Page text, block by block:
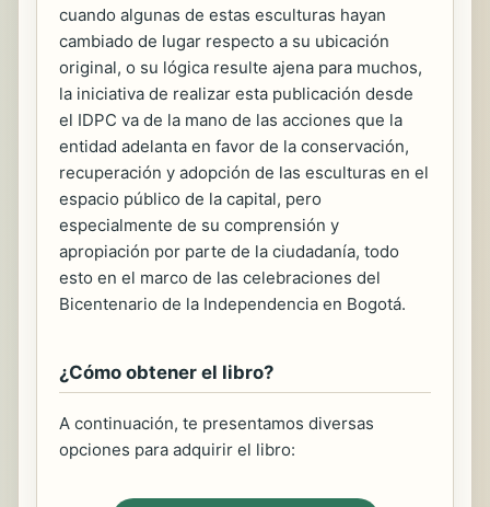
cuando algunas de estas esculturas hayan
cambiado de lugar respecto a su ubicación
original, o su lógica resulte ajena para muchos,
la iniciativa de realizar esta publicación desde
el IDPC va de la mano de las acciones que la
entidad adelanta en favor de la conservación,
recuperación y adopción de las esculturas en el
espacio público de la capital, pero
especialmente de su comprensión y
apropiación por parte de la ciudadanía, todo
esto en el marco de las celebraciones del
Bicentenario de la Independencia en Bogotá.
¿Cómo obtener el libro?
A continuación, te presentamos diversas
opciones para adquirir el libro: